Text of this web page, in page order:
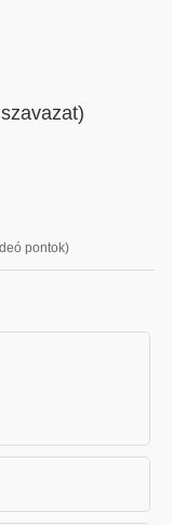
pontok)